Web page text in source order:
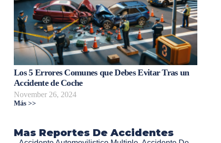
Los 5 Errores Comunes que Debes Evitar Tras un
Accidente de Coche
November 26, 2024
Más >>
Mas Reportes De Accidentes